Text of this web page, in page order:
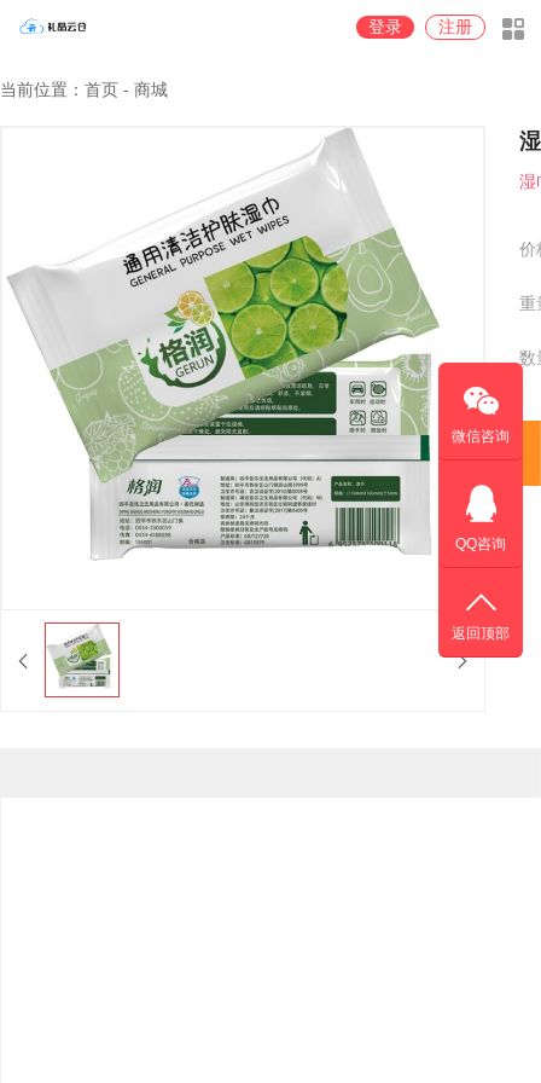
登录 注册
当前位置：首页 - 商城
湿
价
重
数
微信咨询
QQ咨询
返回顶部